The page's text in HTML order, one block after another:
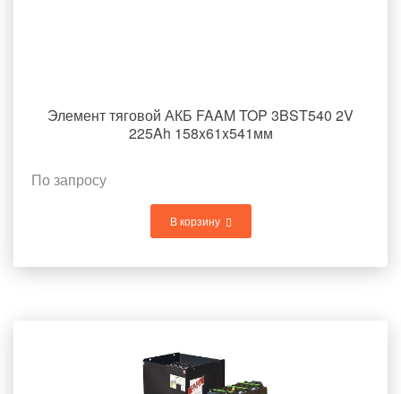
Элемент тяговой АКБ FAAM TOP 3BST540 2V
225Ah 158x61x541мм
По запросу
В корзину